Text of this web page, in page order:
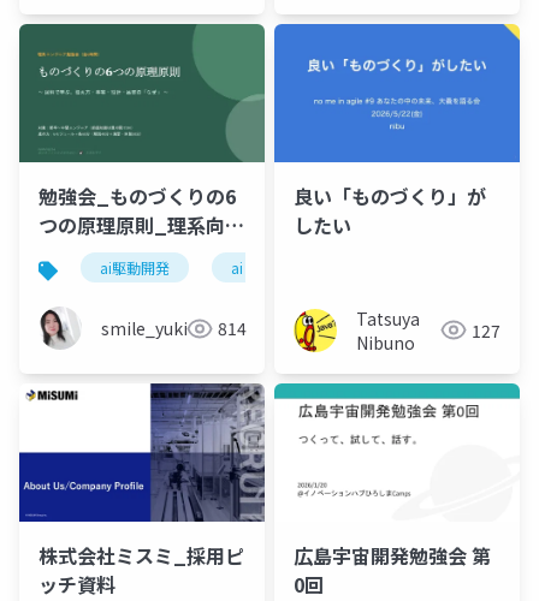
勉強会_ものづくりの6
つの原理原則_理系向け
6時間_2026_05_24_
石黒友季子
ai駆動開発 ai
smile_yukiko_it814
良い「ものづくり」が
したい
Tatsuya
Nibuno
127
株式会社ミスミ_採用ピ
ッチ資料
広島宇宙開発勉強会 第
0回